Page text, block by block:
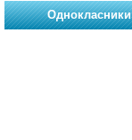
Однокласники